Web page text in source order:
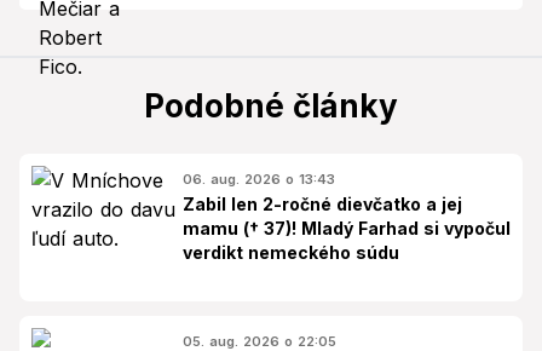
Podobné články
06. aug. 2026 o 13:43
Zabil len 2-ročné dievčatko a jej
mamu († 37)! Mladý Farhad si vypočul
verdikt nemeckého súdu
05. aug. 2026 o 22:05